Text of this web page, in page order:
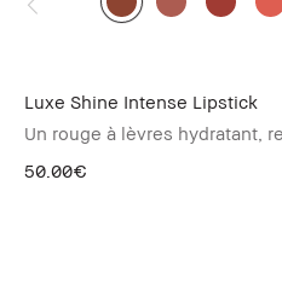
Luxe Shine Intense Lipstick
Un rouge à lèvres hydratant,
50.00€